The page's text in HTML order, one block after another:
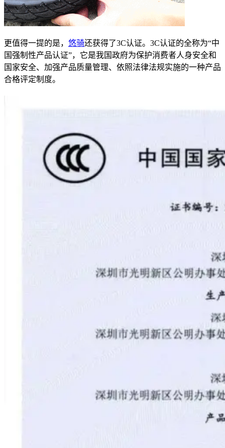
更值得一提的是， 悠骑还获得了3C认证。3C认证的全称为“中
国强制性产品认证”，它是我国政府为保护消费者人身安全和
国家安全、加强产品质量管理、依照法律法规实施的一种产品
合格评定制度。